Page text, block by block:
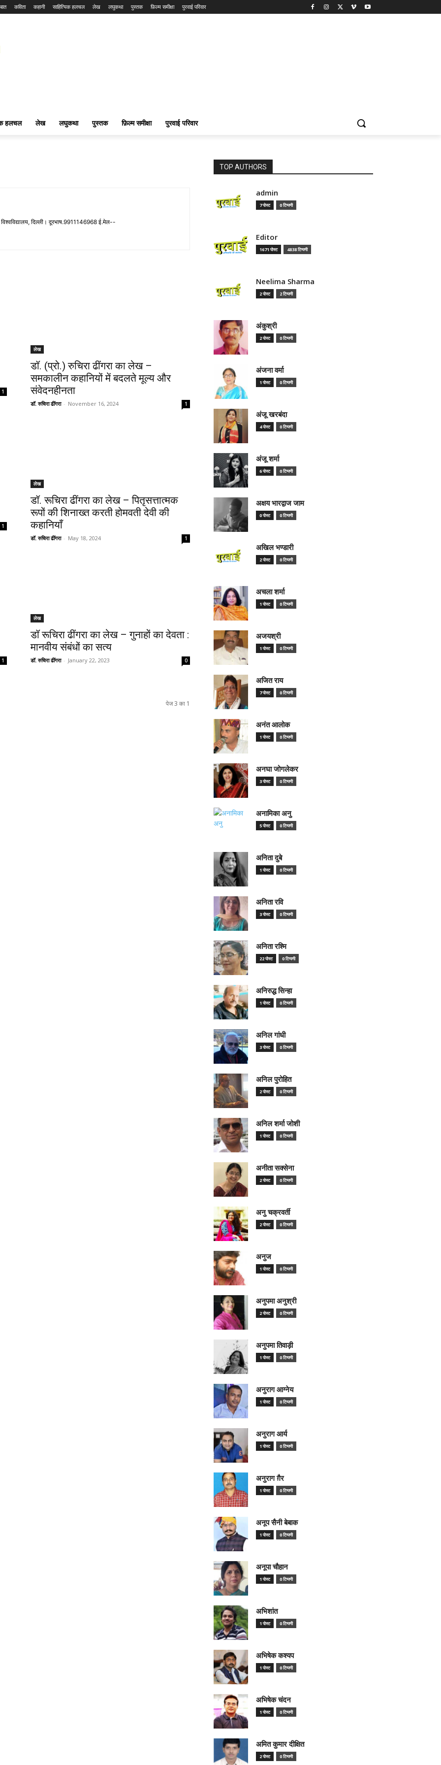
कविता कहानी साहित्यिक हलचल लेख लघुकथा पुस्तक फ़िल्म समीक्षा पुरवाई परिवार
हलचल लेख लघुकथा पुस्तक फ़िल्म समीक्षा पुरवाई परिवार
विश्वविद्यालय, दिल्ली। दूरभाष.9911146968 ई.मेल--
1
लेख
डॉ. (प्रो.) रुचिरा ढींगरा का लेख –
समकालीन कहानियों में बदलते मूल्य और
संवेदनहीनता
डॉ. रुचिरा ढींगरा - November 16, 2024 1
1
लेख
डॉ. रूचिरा ढींगरा का लेख – पितृसत्तात्मक
रूपों की शिनाख्त करती होमवती देवी की
कहानियाँ
डॉ. रुचिरा ढींगरा - May 18, 2024 1
1
लेख
डॉ रूचिरा ढींगरा का लेख – गुनाहों का देवता :
मानवीय संबंधों का सत्य
डॉ. रुचिरा ढींगरा - January 22, 2023 0
पेज 3 का 1
TOP AUTHORS
admin
7 पोस्ट 0 टिप्पणी
Editor
1671 पोस्ट 4838 टिप्पणी
Neelima Sharma
2 पोस्ट 2 टिप्पणी
अंकुश्री
2 पोस्ट 0 टिप्पणी
अंजना वर्मा
1 पोस्ट 0 टिप्पणी
अंजू खरबंदा
4 पोस्ट 0 टिप्पणी
अंजू शर्मा
6 पोस्ट 0 टिप्पणी
अक्षय भारद्वाज जाम
0 पोस्ट 0 टिप्पणी
अखिल भण्डारी
2 पोस्ट 0 टिप्पणी
अचला शर्मा
1 पोस्ट 0 टिप्पणी
अजयश्री
1 पोस्ट 0 टिप्पणी
अजित राय
7 पोस्ट 0 टिप्पणी
अनंत आलोक
1 पोस्ट 0 टिप्पणी
अनघा जोगलेकर
3 पोस्ट 0 टिप्पणी
अनामिका अनु
5 पोस्ट 0 टिप्पणी
अनिता दुबे
1 पोस्ट 0 टिप्पणी
अनिता रवि
3 पोस्ट 0 टिप्पणी
अनिता रश्मि
22 पोस्ट 0 टिप्पणी
अनिरुद्ध सिन्हा
1 पोस्ट 0 टिप्पणी
अनिल गांधी
3 पोस्ट 0 टिप्पणी
अनिल पुरोहित
2 पोस्ट 0 टिप्पणी
अनिल शर्मा जोशी
1 पोस्ट 0 टिप्पणी
अनीता सक्सेना
2 पोस्ट 0 टिप्पणी
अनु चक्रवर्ती
2 पोस्ट 0 टिप्पणी
अनुज
1 पोस्ट 0 टिप्पणी
अनुपमा अनुश्री
2 पोस्ट 0 टिप्पणी
अनुपमा तिवाड़ी
1 पोस्ट 0 टिप्पणी
अनुराग आग्नेय
1 पोस्ट 0 टिप्पणी
अनुराग आर्य
1 पोस्ट 0 टिप्पणी
अनुराग ग़ैर
1 पोस्ट 0 टिप्पणी
अनूप सैनी बेबाक
1 पोस्ट 0 टिप्पणी
अनूपा चौहान
1 पोस्ट 0 टिप्पणी
अभिशांत
1 पोस्ट 0 टिप्पणी
अभिषेक कश्यप
1 पोस्ट 0 टिप्पणी
अभिषेक चंदन
1 पोस्ट 0 टिप्पणी
अमित कुमार दीक्षित
2 पोस्ट 0 टिप्पणी